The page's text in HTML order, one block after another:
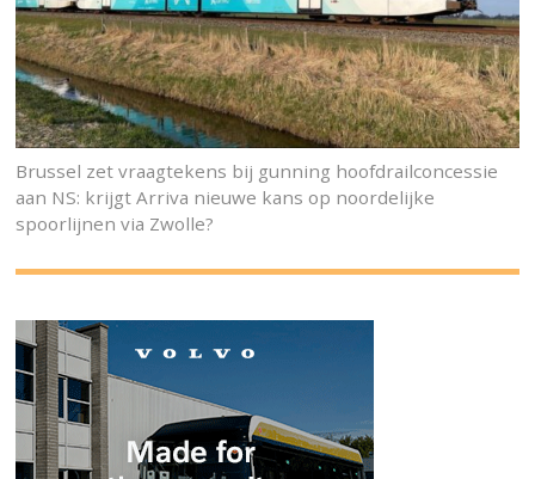
Brussel zet vraagtekens bij gunning hoofdrailconcessie
aan NS: krijgt Arriva nieuwe kans op noordelijke
spoorlijnen via Zwolle?